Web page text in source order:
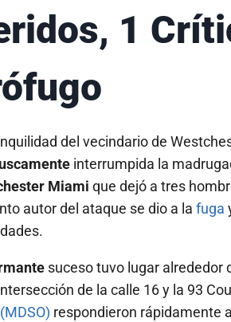
1
del vecindario de
interrumpida la
Miami que dejó a tres
autor del ataque se dio a la fuga
suceso tuvo lugar alrededor
de la calle 16 y la 93
respondieron rápidamente